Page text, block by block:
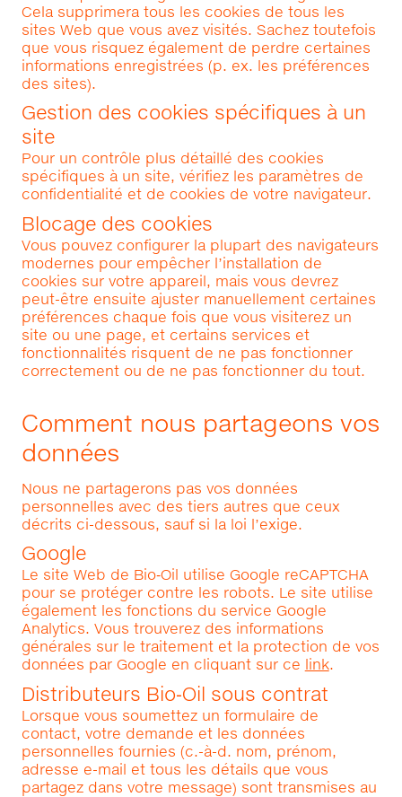
Cela supprimera tous les cookies de tous les
sites Web que vous avez visités. Sachez toutefois
que vous risquez également de perdre certaines
informations enregistrées (p. ex. les préférences
des sites).
Gestion des cookies spécifiques à un
site
Pour un contrôle plus détaillé des cookies
spécifiques à un site, vérifiez les paramètres de
confidentialité et de cookies de votre navigateur.
Blocage des cookies
Vous pouvez configurer la plupart des navigateurs
modernes pour empêcher l’installation de
cookies sur votre appareil, mais vous devrez
peut-être ensuite ajuster manuellement certaines
préférences chaque fois que vous visiterez un
site ou une page, et certains services et
fonctionnalités risquent de ne pas fonctionner
correctement ou de ne pas fonctionner du tout.
Comment nous partageons vos
données
Nous ne partagerons pas vos données
personnelles avec des tiers autres que ceux
décrits ci-dessous, sauf si la loi l’exige.
Google
Le site Web de Bio‑Oil utilise Google reCAPTCHA
pour se protéger contre les robots. Le site utilise
également les fonctions du service Google
Analytics. Vous trouverez des informations
générales sur le traitement et la protection de vos
données par Google en cliquant sur ce link.
Distributeurs Bio‑Oil sous contrat
Lorsque vous soumettez un formulaire de
contact, votre demande et les données
personnelles fournies (c.-à-d. nom, prénom,
adresse e-mail et tous les détails que vous
partagez dans votre message) sont transmises au